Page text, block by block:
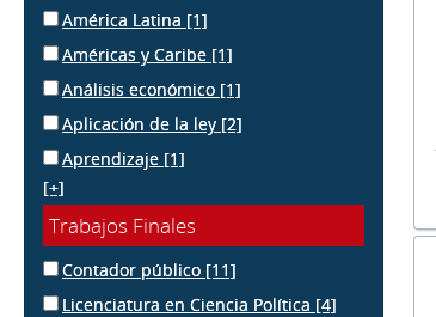
América Latina [1]
Américas y Caribe [1]
Análisis económico [1]
Aplicación de la ley [2]
Aprendizaje [1]
[+]
Trabajos Finales
Contador público [11]
Licenciatura en Ciencia Política [4]